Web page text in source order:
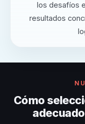
los desafíos
resultados
Cómo